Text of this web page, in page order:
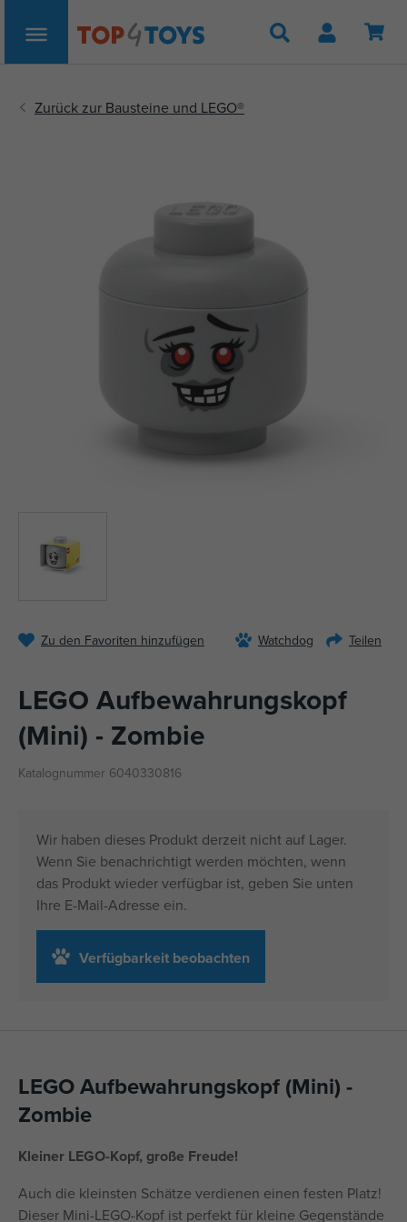
Suche
Zu den Favoriten hinzufügen Watchdog Teilen
LEGO Aufbewahrungskopf
(Mini) - Zombie
Katalognummer 6040330816
Wir haben dieses Produkt derzeit nicht auf Lager.
Wenn Sie benachrichtigt werden möchten, wenn
das Produkt wieder verfügbar ist, geben Sie unten
Ihre E-Mail-Adresse ein.
Verfügbarkeit beobachten
LEGO Aufbewahrungskopf (Mini) -
Zombie
Kleiner LEGO-Kopf, große Freude!
Auch die kleinsten Schätze verdienen einen festen Platz!
Dieser Mini-LEGO-Kopf ist perfekt für kleine Gegenstände